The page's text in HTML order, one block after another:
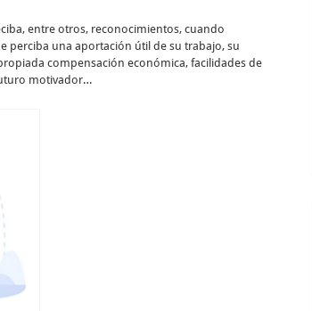
entre otros, reconocimientos, cuando
perciba una aportación útil de su trabajo, su
compensación económica, facilidades de
motivador…